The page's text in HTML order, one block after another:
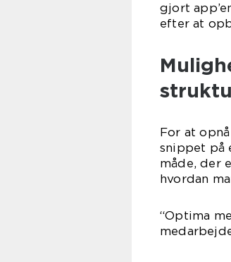
gjort
efter at
For at
snippet på
måde, der
hvordan
“Optima